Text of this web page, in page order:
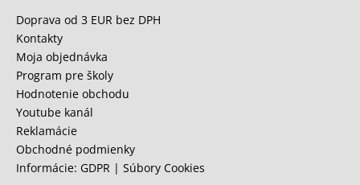
Doprava od 3 EUR bez DPH
Kontakty
Moja objednávka
Program pre školy
Hodnotenie obchodu
Youtube kanál
Reklamácie
Obchodné podmienky
Informácie: GDPR | Súbory Cookies